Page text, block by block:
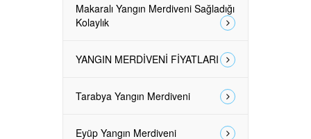
Makaralı Yangın Merdiveni Sağladığı
Kolaylık
YANGIN MERDİVENİ FİYATLARI
Tarabya Yangın Merdiveni
Eyüp Yangın Merdiveni